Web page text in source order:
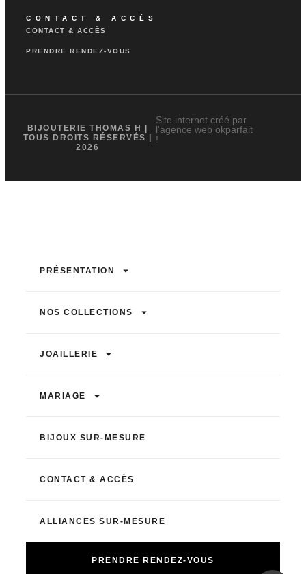
CONTACT & ACCÈS
CONTACT & ACCÈS
PRENDRE RENDEZ-VOUS
BIJOUTERIE THOMAS H |
TOUS DROITS RÉSERVÉS |
2026
Site internet créé par
l'agence web okparfait
!
PRÉSENTATION
NOS COLLECTIONS
JOAILLERIE
MARIAGE
BIJOUX SUR-MESURE
CONTACT & ACCÈS
ALLIANCES SUR-MESURE
PRENDRE RENDEZ-VOUS